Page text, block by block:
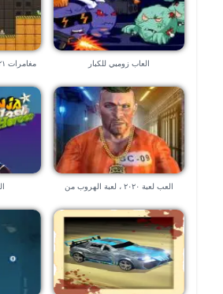
العاب زومبي للكبار
العب لعبة ٢٠٢٠ ، لعبة الهروب من